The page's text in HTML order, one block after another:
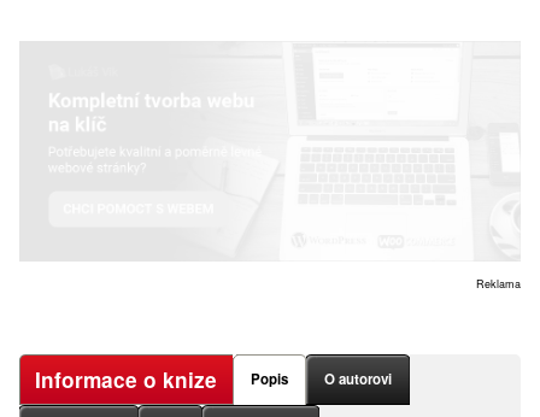
Reklama
Informace o knize Popis O autorovi